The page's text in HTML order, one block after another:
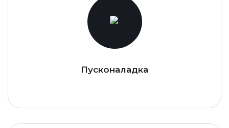
Пусконаладка